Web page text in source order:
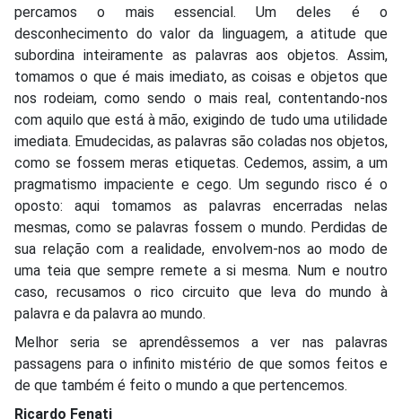
percamos o mais essencial. Um deles é o
desconhecimento do valor da linguagem, a atitude que
subordina inteiramente as palavras aos objetos. Assim,
tomamos o que é mais imediato, as coisas e objetos que
nos rodeiam, como sendo o mais real, contentando-nos
com aquilo que está à mão, exigindo de tudo uma utilidade
imediata. Emudecidas, as palavras são coladas nos objetos,
como se fossem meras etiquetas. Cedemos, assim, a um
pragmatismo impaciente e cego. Um segundo risco é o
oposto: aqui tomamos as palavras encerradas nelas
mesmas, como se palavras fossem o mundo. Perdidas de
sua relação com a realidade, envolvem-nos ao modo de
uma teia que sempre remete a si mesma. Num e noutro
caso, recusamos o rico circuito que leva do mundo à
palavra e da palavra ao mundo.
Melhor seria se aprendêssemos a ver nas palavras
passagens para o infinito mistério de que somos feitos e
de que também é feito o mundo a que pertencemos.
Ricardo Fenati